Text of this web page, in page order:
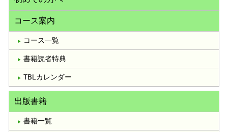
コース案内
コース一覧
書籍読者特典
TBLカレンダー
出版書籍
書籍一覧